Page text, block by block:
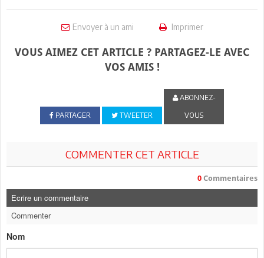
Envoyer à un ami Imprimer
VOUS AIMEZ CET ARTICLE ? PARTAGEZ-LE AVEC
VOS AMIS !
PARTAGER TWEETER
ABONNEZ-
VOUS
COMMENTER CET ARTICLE
0 Commentaires
Ecrire un commentaire
Commenter
Nom